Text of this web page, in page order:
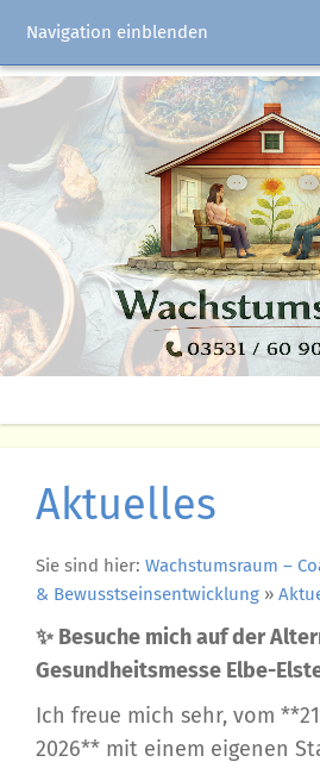
Navigation einblenden
Aktuelles
Sie sind hier: Wachstumsraum –
& Bewusstseinsentwicklung »
✨ Besuche mich auf der
Gesundheitsmesse Elbe-
Ich freue mich sehr, vom
2026** mit einem eigenen